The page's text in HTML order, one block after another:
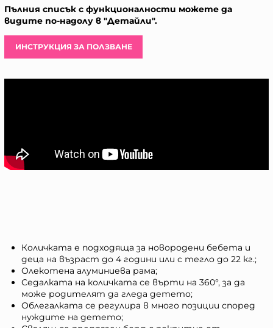
Пълния списък с функционалности можете да
видите по-надолу в "Детайли".
ИНСТРУКЦИЯ ЗА ПОЛЗВАНЕ
Количката е подходяща за новородени бебета и
деца на възраст до 4 години или с тегло до 22 кг.;
Олекотена алуминиева рама;
Седалката на количката се върти на 360°, за да
може родителят да гледа детето;
Облегалката се регулира в много позиции според
нуждите на детето;